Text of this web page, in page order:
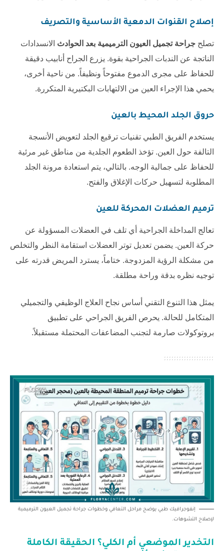
إصلاح القنوات الدمعية الأساسية والتصريف
تصلح جراحة تجميل العيون الترميمية بعد الحوادث الانسدادات
الناتجة عن الندبات الجراحية بقوة. يزرع الجراح أنابيب دقيقة
للحفاظ على مجرى الدموع مفتوحاً ونظيفاً. من ناحية أخرى،
يحمي هذا الإجراء العين من الالتهابات البكتيرية المتكررة.
حروق الجلد المحيط بالعين
يستخدم الفريق الطبي تقنيات ترقيع الجلد لتعويض الأنسجة
التالفة حول العين. تؤخذ الطعوم الجلدية من مناطق غير مرئية
للحفاظ على جمالية الوجه. بالتالي، يتم استعادة مرونة الجلد
المطلوبة لتسهيل حركات الإغلاق والفتح.
ترميم العضلات المحركة للعين
تعالج المداخلة الجراحية أي تلف في العضلات المسؤولة عن
حركة العين. يضمن تعديل توتر العضلات استقامة النظر والتخلص
من مشكلة الرؤية المزدوجة. ختاماً، يسترد المريض قدرته على
توجيه نظره بدقة وراحة مطلقة.
يمثل هذا التنوع التقني أساس نجاح العلاج الوظيفي والتجميلي
المتكامل للحالة. يحرص الفريق الجراحي على تطبيق
بروتوكولات صارمة لتجنب المضاعفات المحتملة مستقبلاً.
إنفوجرافيك طبي يوضح مراحل التعافي وخطوات جراحة تجميل العيون الترميمية
لإصلاح التشوهات.
التخدير الموضعي أم الكلي؟ الحقيقة الكاملة